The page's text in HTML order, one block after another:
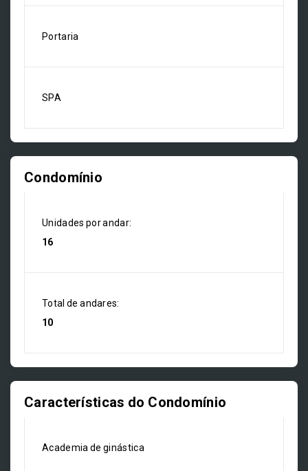
Portaria
SPA
Condomínio
Unidades por andar:
16
Total de andares:
10
Características do Condomínio
Academia de ginástica